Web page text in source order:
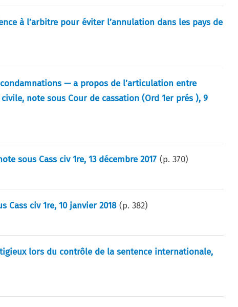
à l’arbitre pour éviter l’annulation dans les pays de
— a propos de l’articulation entre
note sous Cour de cassation (Ord 1er prés ), 9
sous Cass civ 1re, 13 décembre 2017 (p.370)
Cass civ 1re, 10 janvier 2018 (p.382)
lors du contrôle de la sentence internationale,